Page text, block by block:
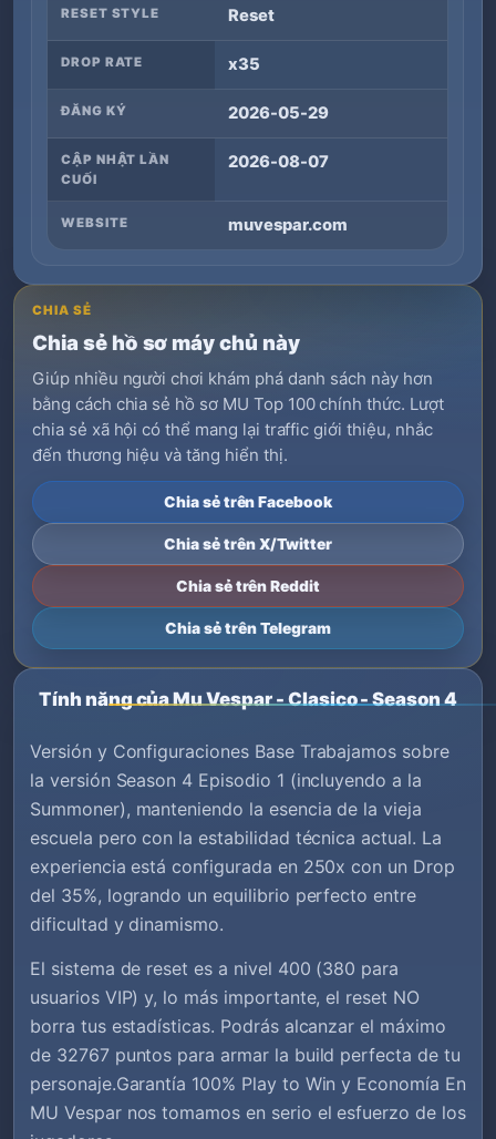
RESET STYLE Reset
DROP RATE x35
ĐĂNG KÝ 2026-05-29
CẬP NHẬT LẦN
CUỐI
2026-08-07
WEBSITE muvespar.com
CHIA SẺ
Chia sẻ hồ sơ máy chủ này
Giúp nhiều người chơi khám phá danh sách này hơn
bằng cách chia sẻ hồ sơ MU Top 100 chính thức. Lượt
chia sẻ xã hội có thể mang lại traffic giới thiệu, nhắc
đến thương hiệu và tăng hiển thị.
Chia sẻ trên Facebook
Chia sẻ trên X/Twitter
Chia sẻ trên Reddit
Chia sẻ trên Telegram
Tính năng của Mu Vespar - Clasico - Season 4
Versión y Configuraciones Base Trabajamos sobre
la versión Season 4 Episodio 1 (incluyendo a la
Summoner), manteniendo la esencia de la vieja
escuela pero con la estabilidad técnica actual. La
experiencia está configurada en 250x con un Drop
del 35%, logrando un equilibrio perfecto entre
dificultad y dinamismo.
El sistema de reset es a nivel 400 (380 para
usuarios VIP) y, lo más importante, el reset NO
borra tus estadísticas. Podrás alcanzar el máximo
de 32767 puntos para armar la build perfecta de tu
personaje.Garantía 100% Play to Win y Economía En
MU Vespar nos tomamos en serio el esfuerzo de los